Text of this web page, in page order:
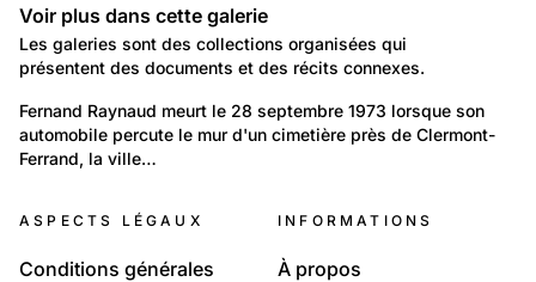
Galeries
Voir plus dans cette galerie
Les galeries sont des collections organisées qui
présentent des documents et des récits connexes.
Portraits: Création artistique et intellectuelle
L'humour de Fernand Raynaud
Fernand Raynaud meurt le 28 septembre 1973 lorsque son
automobile percute le mur d'un cimetière près de Clermont-
Ferrand, la ville…
ASPECTS LÉGAUX
Conditions générales
INFORMATIONS
À propos